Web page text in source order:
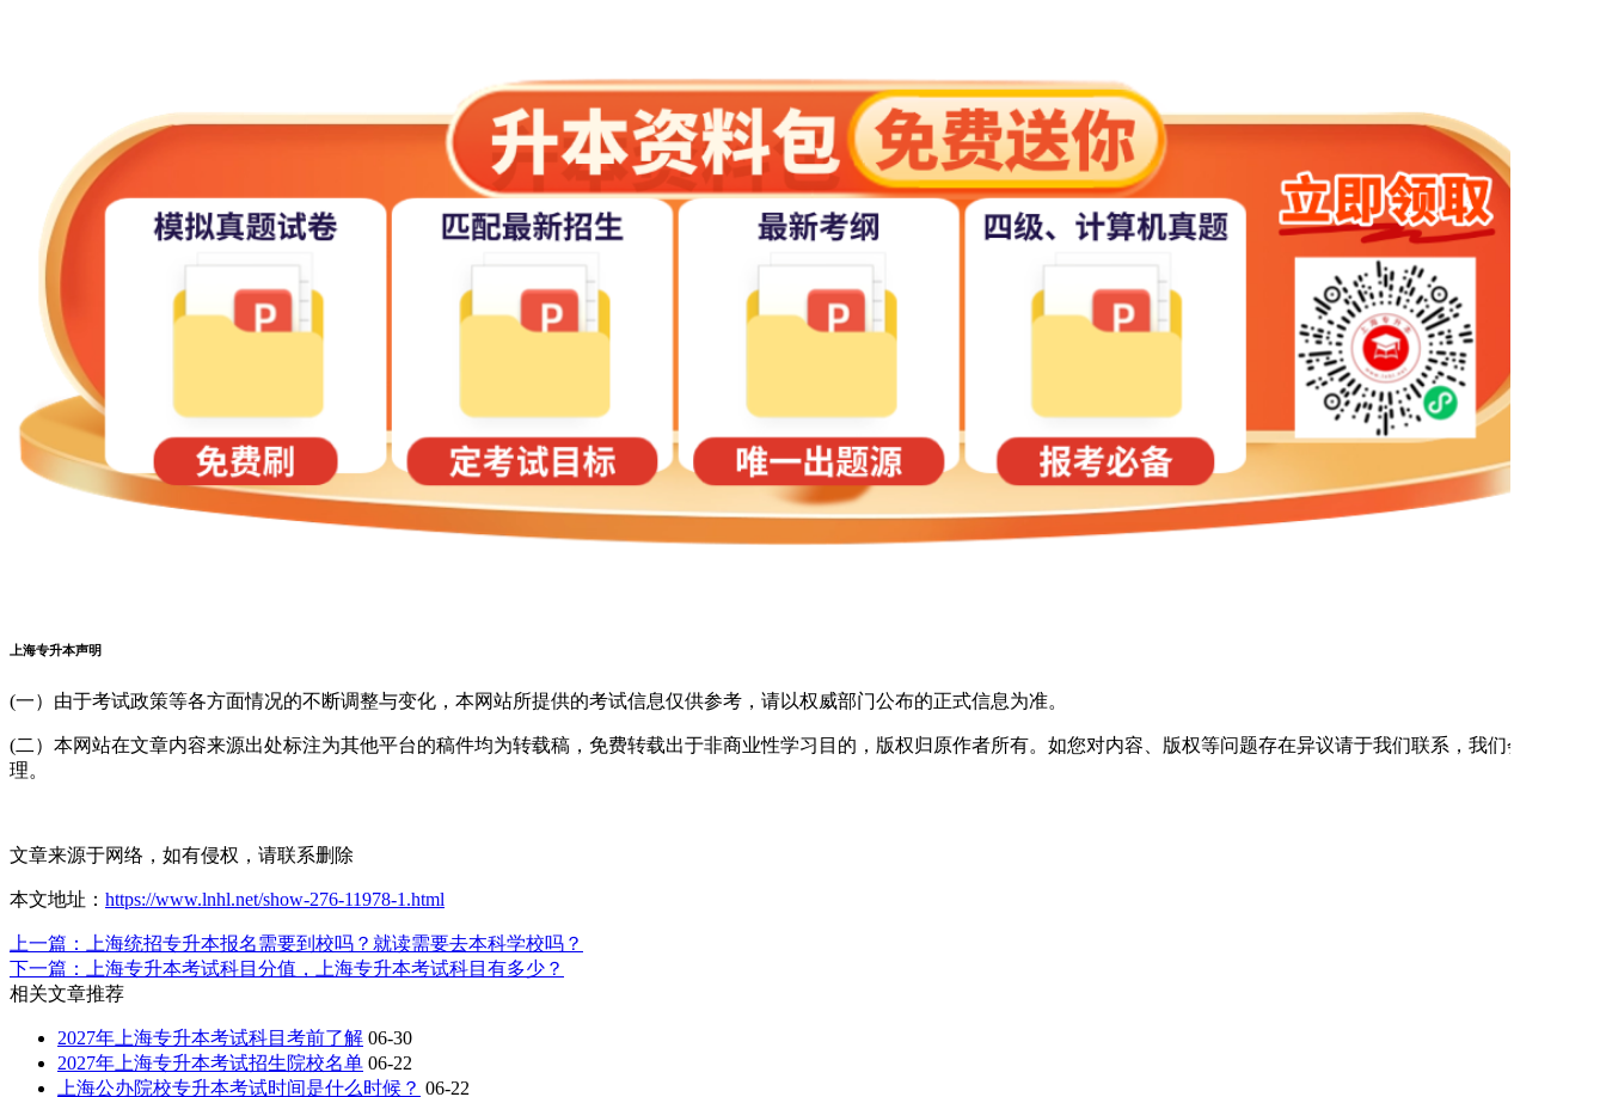
上海专升本声明
(一）由于考试政策等各方面情况的不断调整与变化，本网站所提供的考试信息仅供参考，请以权威部门公布的正式信息为准。
(二）本网站在文章内容来源出处标注为其他平台的稿件均为转载稿，免费转载出于非商业性学习目的，版权归原作者所有。如您对内容、版权等问题存在异议请于我们联系，我们会及时处
理。
文章来源于网络，如有侵权，请联系删除
本文地址： https://www.lnhl.net/show-276-11978-1.html
上一篇：上海统招专升本报名需要到校吗？就读需要去本科学校吗？
下一篇：上海专升本考试科目分值，上海专升本考试科目有多少？
相关文章推荐
2027年上海专升本考试科目考前了解 06-30
2027年上海专升本考试招生院校名单 06-22
上海公办院校专升本考试时间是什么时候？ 06-22